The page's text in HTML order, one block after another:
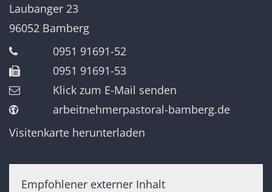
Laubanger 23
96052 Bamberg
0951 91691-52
0951 91691-53
Klick zum E-Mail senden
arbeitnehmerpastoral-bamberg.de
Visitenkarte herunterladen
Empfohlener externer Inhalt